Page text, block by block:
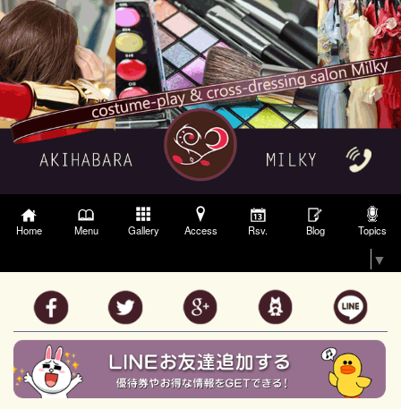
Home Menu Gallery Access Rsv. Blog Topics
▼